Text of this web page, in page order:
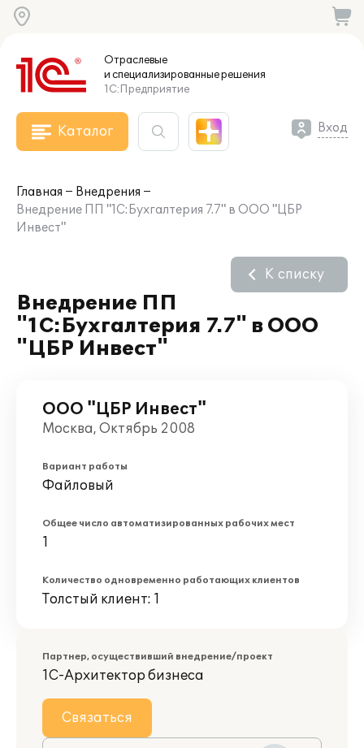
Отраслевые
и специализированныерешения
1С:Предприятие
Каталог Вход
Главная
Внедрения
Внедрение ПП "1С:Бухгалтерия 7.7" в ООО "ЦБР
Инвест"
Внедрение ПП
"1С:Бухгалтерия 7.7" в ООО
"ЦБР Инвест"
К списку
ООО "ЦБР Инвест"
Москва, Октябрь 2008
Вариант работы
Файловый
Общее число автоматизированных рабочих мест
1
Количество одновременно работающих клиентов
Толстый клиент: 1
Партнер, осуществивший внедрение/проект
1С-Архитектор бизнеса
Связаться